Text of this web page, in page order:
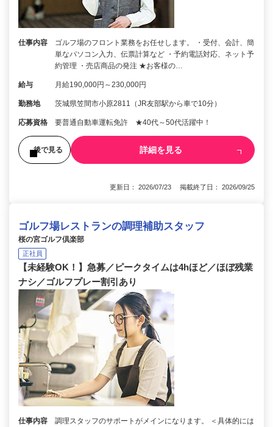
仕事内容
ゴルフ場のフロント業務をお任せします。 ・受付、会計、簡
単なパソコン入力、伝票計算など ・予約電話対応、ネット予
約管理 ・売店商品の発注 ★お客様の…
給与 月給190,000円～230,000円
勤務地 茨城県笠間市小原2811（JR友部駅から車で10分）
応募資格 要普通自動車運転免許 ★40代～50代活躍中！
後で見る 詳細を見る
更新日： 2026/07/23 掲載終了日： 2026/09/25
ゴルフ場レストランの調理補助スタッフ
桜の宮ゴルフ倶楽部
正社員
【未経験OK！】急募／ピークタイムは4hほど／ほぼ残業
ナシ／ゴルフプレー割引あり
仕事内容
調理スタッフのサポートがメインになります。 ＜具体的には